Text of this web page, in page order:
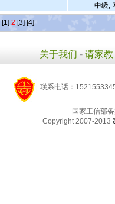
中级,
[1] 2 [3] [4]
关于我们 - 请家教
联系电话：
国家工信部
Copyright 2007-2013